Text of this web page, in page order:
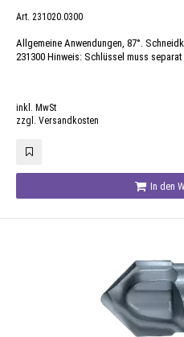
Art. 231020.0300
Allgemeine Anwendungen, 87°.
231300 Hinweis: Schlüssel muss
inkl. MwSt
zzgl. Versandkosten
In den